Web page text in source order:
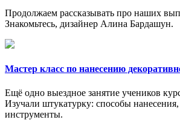
Продолжаем рассказывать про наших
Знакомьтесь, дизайнер Алина Бардашун.
Мастер класс по нанесению
Ещё одно выездное занятие учеников
Изучали штукатурку: способы
инструменты.